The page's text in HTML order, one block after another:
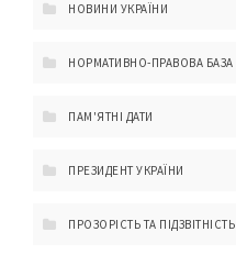
НОВИНИ УКРАЇНИ
НОРМАТИВНО-ПРАВОВА БАЗА
ПАМ'ЯТНІ ДАТИ
ПРЕЗИДЕНТ УКРАЇНИ
ПРОЗОРІСТЬ ТА ПІДЗВІТНІСТЬ